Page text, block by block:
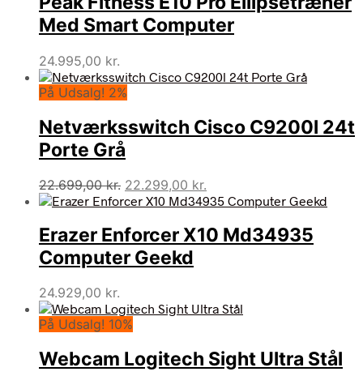
Med Smart Computer
24.995,00 kr.
På Udsalg! 2%
Netværksswitch Cisco C9200l 24t
Porte Grå
22.699,00kr. Den
oprindelige
var:
22.699,00 kr..
22.299,00 kr.
aktuelle
er:
22.299,00 kr..
Erazer Enforcer X10 Md34935
Computer Geekd
24.929,00 kr.
På Udsalg! 10%
Webcam Logitech Sight Ultra Stål